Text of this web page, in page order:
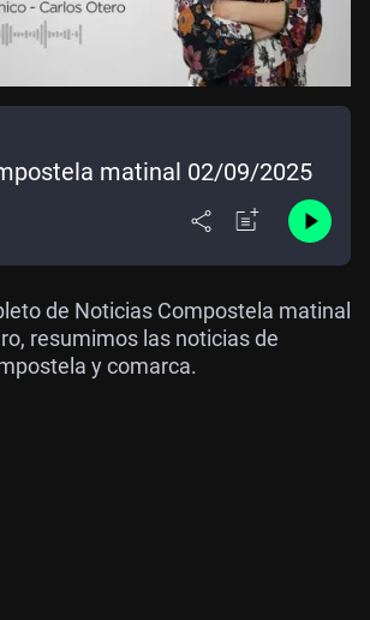
matinal 02/09/2025
de Noticias Compostela matinal
resumimos las noticias de
y comarca.